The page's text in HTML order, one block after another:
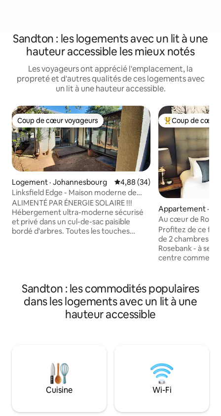
Sandton : les logements avec un lit à une
hauteur accessible les mieux notés
Les voyageurs ont apprécié l'emplacement, la
propreté et d'autres qualités de ces logements avec
un lit à une hauteur accessible.
Coup de cœur voyageurs
Coup de cœur voyageurs
Logement · Johannesbourg Note moyenne de 4,88 sur 5,
4,88 (34)
Linksfield Edge - Maison moderne de
4 chambres
ALIMENTÉ PAR ÉNERGIE SOLAIRE !!!
Hébergement ultra-moderne sécurisé
et privé dans un cul-de-sac paisible
bordé d'arbres. Toutes les touches
confortables de première classe. Parfait
pour ceux qui ont besoin de proximité
(50 mètres) avec la clinique Linksfield de
classe mondiale ou la maternité
Coup de cœur
Coup de cœur
Appartement ·
Au cœur de
Profitez de ce
de 2 chambres
Rosebank - à
centre
vers le nord
soleil et est située
Superbement
train.
parking
GÉNÉRATEUR de
Sandton : les commodités populaires
dans les logements avec un lit à une
hauteur accessible
Cuisine Wi-Fi